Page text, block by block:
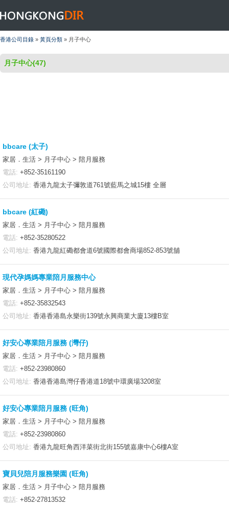
HONGKONGDIR
香港公司目錄 » 黃頁分類 » 月子中心
月子中心(47)
bbcare (太子)
家居．生活 > 月子中心 > 陪月服務
電話: +852-35161190
公司地址: 香港九龍太子彌敦道761號藍馬之城15樓 全層
bbcare (紅磡)
家居．生活 > 月子中心 > 陪月服務
電話: +852-35280522
公司地址: 香港九龍紅磡都會道6號國際都會商場852-853號舖
現代孕媽媽專業陪月服務中心
家居．生活 > 月子中心 > 陪月服務
電話: +852-35832543
公司地址: 香港香港島永樂街139號永興商業大廈13樓B室
好安心專業陪月服務 (灣仔)
家居．生活 > 月子中心 > 陪月服務
電話: +852-23980860
公司地址: 香港香港島灣仔香港道18號中環廣場3208室
好安心專業陪月服務 (旺角)
家居．生活 > 月子中心 > 陪月服務
電話: +852-23980860
公司地址: 香港九龍旺角西洋菜街北街155號嘉康中心6樓A室
寶貝兒陪月服務樂園 (旺角)
家居．生活 > 月子中心 > 陪月服務
電話: +852-27813532